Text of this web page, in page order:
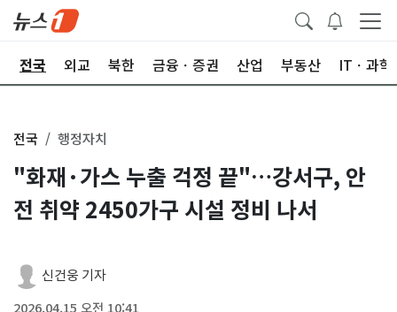
전국 외교 북한 금융ㆍ증권 산업 부동산 ITㆍ과학
전국 행정자치
"화재·가스 누출 걱정 끝"…강서구, 안
전 취약 2450가구 시설 정비 나서
신건웅 기자
2026.04.15 오전 10:41